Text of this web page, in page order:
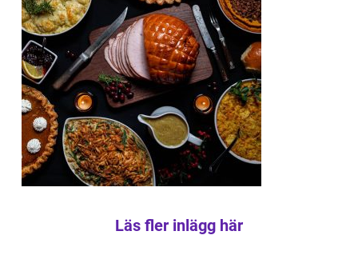
Läs fler inlägg här